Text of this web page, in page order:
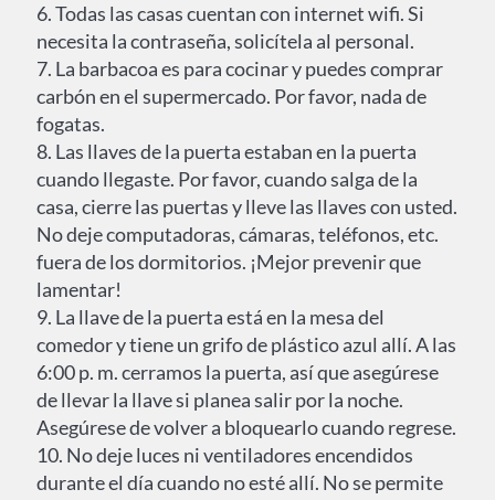
6. Todas las casas cuentan con internet wifi. Si
necesita la contraseña, solicítela al personal.
7. La barbacoa es para cocinar y puedes comprar
carbón en el supermercado. Por favor, nada de
fogatas.
8. Las llaves de la puerta estaban en la puerta
cuando llegaste. Por favor, cuando salga de la
casa, cierre las puertas y lleve las llaves con usted.
No deje computadoras, cámaras, teléfonos, etc.
fuera de los dormitorios. ¡Mejor prevenir que
lamentar!
9. La llave de la puerta está en la mesa del
comedor y tiene un grifo de plástico azul allí. A las
6:00 p. m. cerramos la puerta, así que asegúrese
de llevar la llave si planea salir por la noche.
Asegúrese de volver a bloquearlo cuando regrese.
10. No deje luces ni ventiladores encendidos
durante el día cuando no esté allí. No se permite